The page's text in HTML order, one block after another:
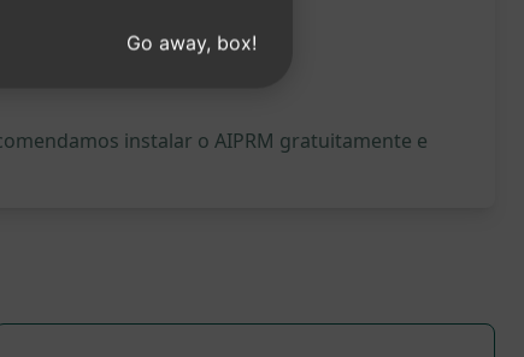
instalar o AIPRM gratuitamente e
Go away, box!